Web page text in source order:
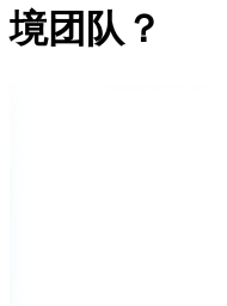
境团队？